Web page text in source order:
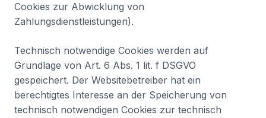
Cookies zur Abwicklung von
Zahlungsdienstleistungen).
Technisch notwendige Cookies werden auf
Grundlage von Art. 6 Abs. 1 lit. f DSGVO
gespeichert. Der Websitebetreiber hat ein
berechtigtes Interesse an der Speicherung von
technisch notwendigen Cookies zur technisch